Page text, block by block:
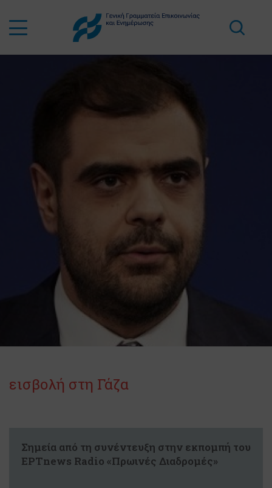
εισβολή στη Γάζα
Σημεία από τη συνέντευξη στην εκπομπή του
ΕΡΤnews Radio «Πρωινές Διαδρομές»